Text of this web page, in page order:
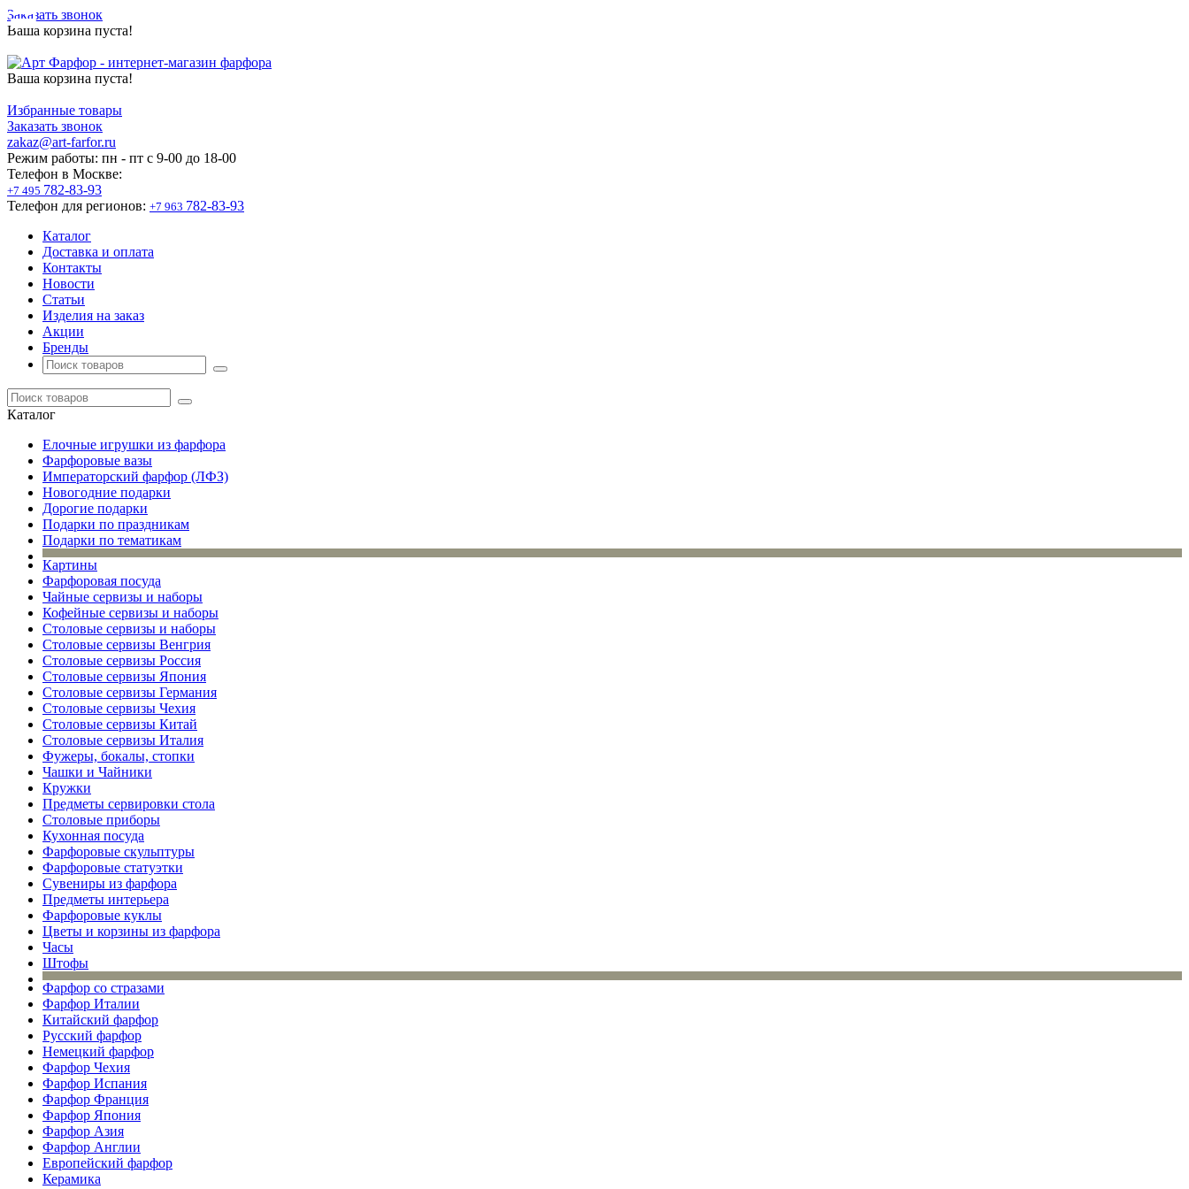
Заказать звонок
Ваша корзина пуста!
Ваша корзина пуста!
Избранные товары
Заказать звонок
zakaz@art-farfor.ru
Режим работы: пн - пт c 9-00 до 18-00
Телефон в Москве:
+7 495 782-83-93
Телефон для регионов: +7 963 782-83-93
Каталог
Доставка и оплата
Контакты
Новости
Статьи
Изделия на заказ
Акции
Бренды
Каталог
Елочные игрушки из фарфора
Фарфоровые вазы
Императорский фарфор (ЛФЗ)
Новогодние подарки
Дорогие подарки
Подарки по праздникам
Подарки по тематикам
Картины
Фарфоровая посуда
Чайные сервизы и наборы
Кофейные сервизы и наборы
Столовые сервизы и наборы
Столовые сервизы Венгрия
Столовые сервизы Россия
Столовые сервизы Япония
Столовые сервизы Германия
Столовые сервизы Чехия
Столовые сервизы Китай
Столовые сервизы Италия
Фужеры, бокалы, стопки
Чашки и Чайники
Кружки
Предметы сервировки стола
Столовые приборы
Кухонная посуда
Фарфоровые скульптуры
Фарфоровые статуэтки
Сувениры из фарфора
Предметы интерьера
Фарфоровые куклы
Цветы и корзины из фарфора
Часы
Штофы
Фарфор со стразами
Фарфор Италии
Китайский фарфор
Русский фарфор
Немецкий фарфор
Фарфор Чехия
Фарфор Испания
Фарфор Франция
Фарфор Япония
Фарфор Азия
Фарфор Англии
Европейский фарфор
Керамика